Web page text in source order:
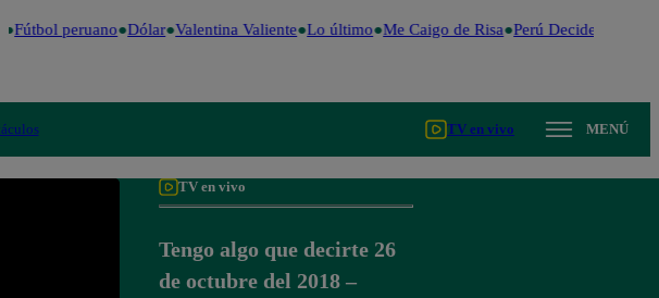
Fútbol peruano Dólar Valentina Valiente Lo último Me Caigo de Risa Perú Decide 2026
TV en vivo MENÚ
TV en vivo
Tengo algo que decirte 26
de octubre del 2018 –